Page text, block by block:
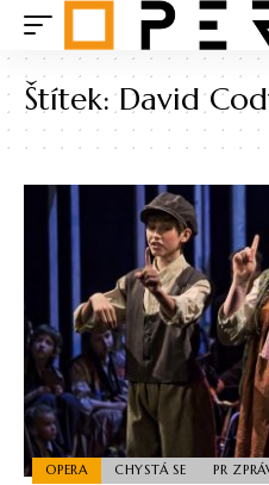
Štítek:David
OPERA CHYSTÁ SE PR